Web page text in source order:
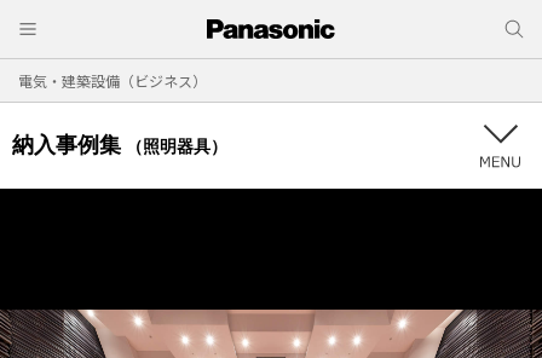
電気・建築設備（ビジネス）
納入事例集 （照明器具）